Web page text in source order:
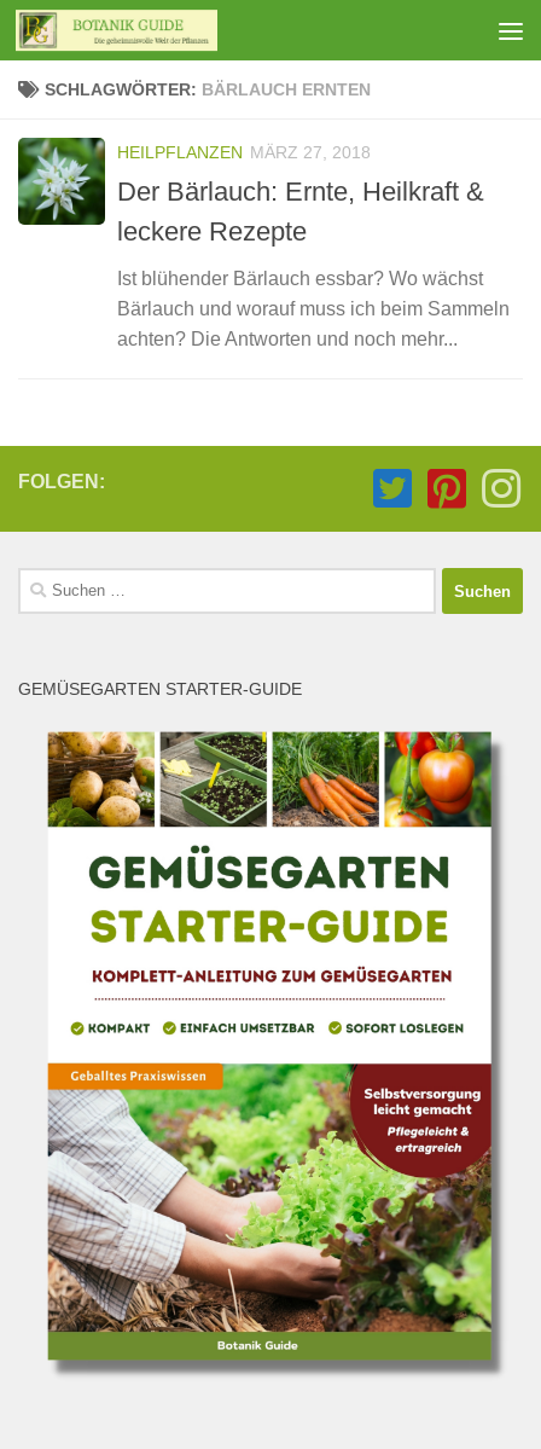
Zum Inhalt springen
SCHLAGWÖRTER: BÄRLAUCH ERNTEN
HEILPFLANZEN MÄRZ 27, 2018
Der Bärlauch: Ernte, Heilkraft &
leckere Rezepte
Ist blühender Bärlauch essbar? Wo wächst
Bärlauch und worauf muss ich beim Sammeln
achten? Die Antworten und noch mehr...
FOLGEN:
Suchen
nach:
GEMÜSEGARTEN STARTER-GUIDE